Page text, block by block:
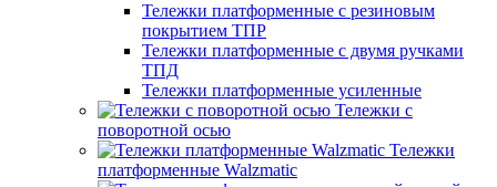
Тележки платформенные с резиновым
покрытием ТПР
Тележки платформенные с двумя ручками
ТПД
Тележки платформенные усиленные
Тележки с
поворотной осью
Тележки
платформенные Walzmatic